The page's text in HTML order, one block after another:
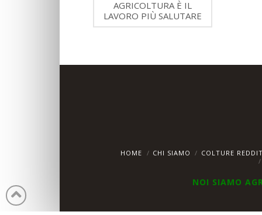
AGRICOLTURA È IL
LAVORO PIÙ SALUTARE
HOME CHI SIAMO COLTURE
NOI SIAMO